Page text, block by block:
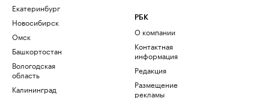
Екатеринбург
Новосибирск
Омск
Башкортостан
Вологодская
область
Калининград
РБК
О компании
Контактная
информация
Редакция
Размещение
рекламы